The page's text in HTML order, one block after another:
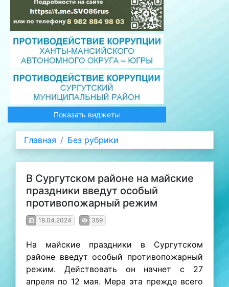
Показать виджеты
Главная Без рубрики
В Сургутском районе на майские
праздники введут особый
противопожарный режим
18.04.2024 359
На майские праздники в Сургутском
районе введут особый противопожарный
режим. Действовать он начнет с 27
апреля по 12 мая. Мера эта прежде всего